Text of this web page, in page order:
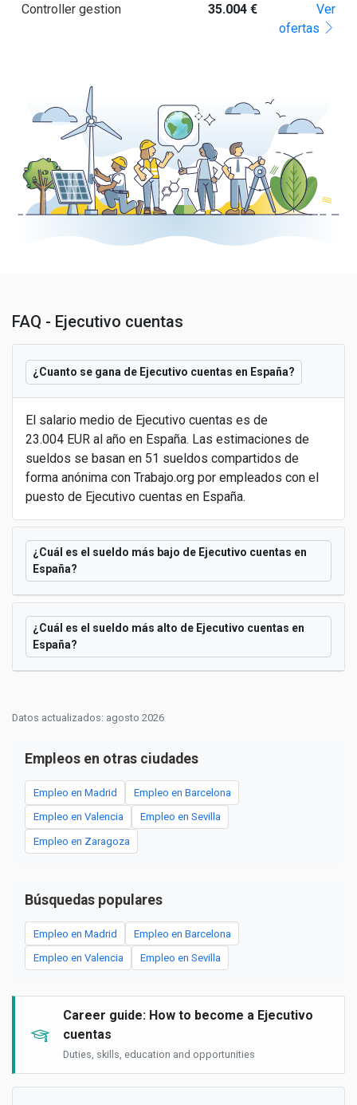
Controller gestion 35.004 €
Ver
ofertas
FAQ - Ejecutivo cuentas
¿Cuanto se gana de Ejecutivo cuentas en España?
El salario medio de Ejecutivo cuentas es de
23.004 EUR al año en España. Las estimaciones de
sueldos se basan en 51 sueldos compartidos de
forma anónima con Trabajo.org por empleados con el
puesto de Ejecutivo cuentas en España.
¿Cuál es el sueldo más bajo de Ejecutivo cuentas en
España?
¿Cuál es el sueldo más alto de Ejecutivo cuentas en
España?
Datos actualizados: agosto 2026
Empleos en otras ciudades
Empleo en Madrid Empleo en Barcelona
Empleo en Valencia Empleo en Sevilla
Empleo en Zaragoza
Búsquedas populares
Empleo en Madrid Empleo en Barcelona
Empleo en Valencia Empleo en Sevilla
Career guide: How to become a Ejecutivo
cuentas
Duties, skills, education and opportunities